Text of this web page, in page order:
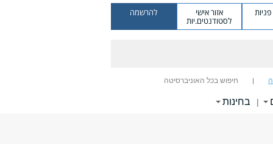
אזור אישי
לסטודנטים.יות
להרשמה
חיפוש בכל האוניברסיטה
| בחינות